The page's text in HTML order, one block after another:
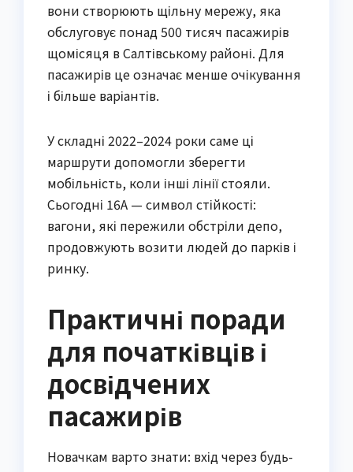
вони створюють щільну мережу, яка
обслуговує понад 500 тисяч пасажирів
щомісяця в Салтівському районі. Для
пасажирів це означає менше очікування
і більше варіантів.
У складні 2022–2024 роки саме ці
маршрути допомогли зберегти
мобільність, коли інші лінії стояли.
Сьогодні 16А — символ стійкості:
вагони, які пережили обстріли депо,
продовжують возити людей до парків і
ринку.
Практичні поради
для початківців і
досвідчених
пасажирів
Новачкам варто знати: вхід через будь-